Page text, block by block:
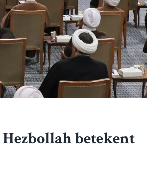
Hezbollah betekent